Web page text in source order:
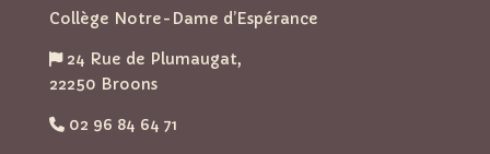
Collège Notre-Dame d’Espérance
24 Rue de Plumaugat,
22250 Broons
02 96 84 64 71